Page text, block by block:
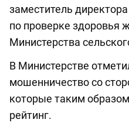
заместитель
по проверке здоровья
Министерства
В Министерстве
мошенничество со
которые таким
рейтинг.